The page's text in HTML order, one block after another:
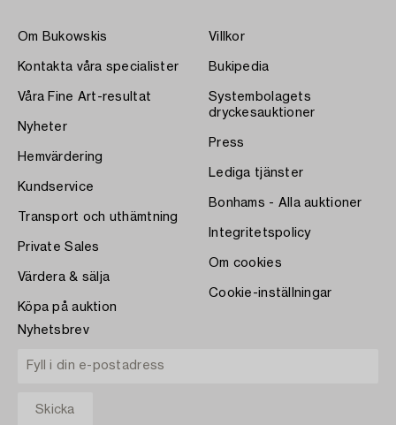
Om Bukowskis
Kontakta våra specialister
Våra Fine Art-resultat
Nyheter
Hemvärdering
Kundservice
Transport och uthämtning
Private Sales
Värdera & sälja
Köpa på auktion
Villkor
Bukipedia
Systembolagets
dryckesauktioner
Press
Lediga tjänster
Bonhams - Alla auktioner
Integritetspolicy
Om cookies
Cookie-inställningar
Nyhetsbrev